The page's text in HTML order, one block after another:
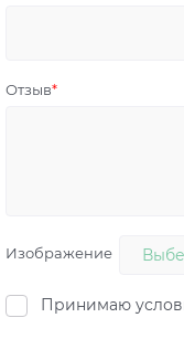
Отзыв
Изображение
Принимаю